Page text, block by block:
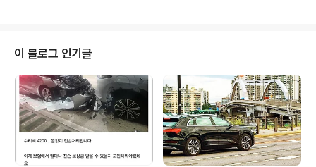
데 에어서스 고장 ㄷㄷ) https://meritocrat.tistory.co
m/2000 2026년에 모델S/모델X 충동구매는 meritocr
at.tistory.com2. 앞으로 사설 센터에서 잘 취급 안하려
고 함3. 테슬라 공식센터도 구형에 대해 사실상 방치그 쉽
다는 디씨콤보 레트로..
이 블로그 인기글